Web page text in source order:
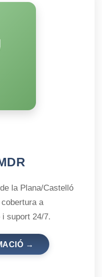
la Plana/Castelló
a
suport 24/7.
→